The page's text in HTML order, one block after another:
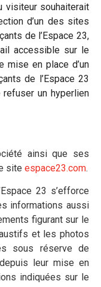
visiteur souhaiterait
d’un des sites
de l’Espace 23,
accessible sur le
mise en place d’un
de l’Espace 23
un hyperlien
ainsi que ses
site espace23.com.
23 s’efforce
informations aussi
figurant sur le
et les photos
sous réserve de
leur mise en
indiquées sur le